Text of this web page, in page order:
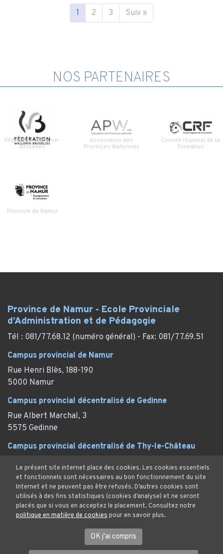
1 2 3 Suiv »
NOS PARTENAIRES
Fédération Wallonie-
Bruxelles
Association des
Provinces Wallonnes
Conseil régional de la
Formation
Province de Namur
Province de Namur - Ecole Provinciale
d’Administration et de Pédagogie
Tél : 081/77.68.12 (numéro général) - Fax: 081/77.69.51
Campus provincial de Namur
Rue Henri Blès, 188-190
5000 Namur
Campus provincial décentralisé de Gedinne
Rue Albert Marchal, 3
5575 Gedinne
Campus provincial décentralisé de Thy-le-Château
Thy-le-Château (Walcourt)
Mentions Légales
Protection des données et cookies
© Province de Namur. Tous droits réservés.
Le présent site internet place des cookies. Les cookies essentiels
et fonctionnels sont nécessaires au bon fonctionnement du site
Internet et ne peuvent pas être refusés. D’autres cookies sont
utilisés à des fins statistiques (cookies d’analyse) et ne seront
placés que si vous en acceptez le placement. Consultez notre
politique en matière de cookiespour en savoir plus.
OK j'ai compris